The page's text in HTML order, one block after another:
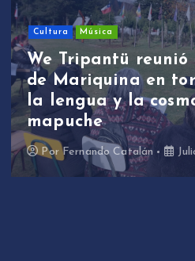
Cultura Música
We Tripantü reunió
de Mariquina en
la lengua y la
mapuche
PorFernando Catalán